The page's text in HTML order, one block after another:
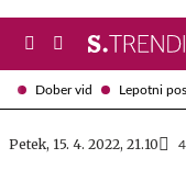
Dober vid Lepotni
Petek, 15. 4. 2022, 21.10